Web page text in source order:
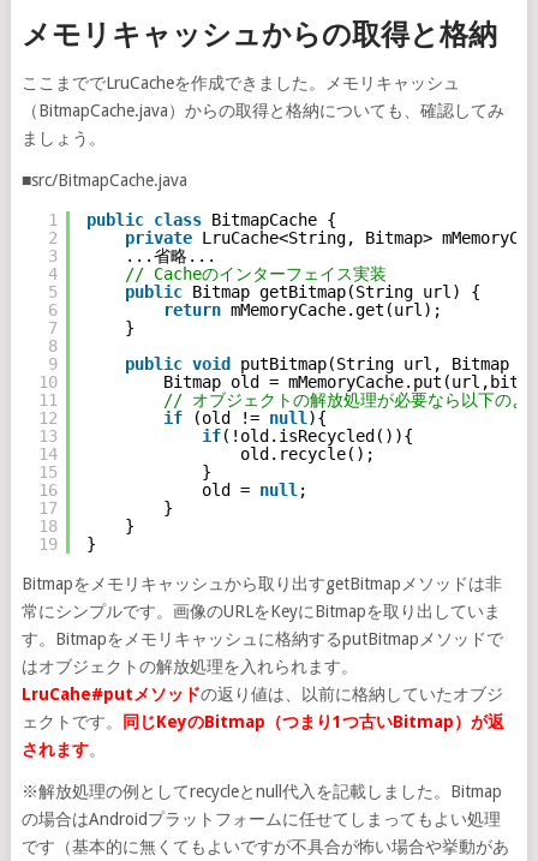
メモリキャッシュからの取得と格納
ここまででLruCacheを作成できました。メモリキャッシュ
（BitmapCache.java）からの取得と格納についても、確認してみ
ましょう。
■src/BitmapCache.java
1
2
3
4
5
6
7
8
9
10
11
12
13
14
15
16
17
18
19
public class BitmapCache {
private LruCache<String, Bitmap>
...省略...
// Cacheのインターフェイス実装
public Bitmap getBitmap(String url) {
return mMemoryCache.get(url);
}
public void
putBitmap(String url, Bitmap
Bitmap old =
// オブジェクトの解放処理が必要なら以下のよ
if
(old != null ){
if(!old.isRecycled()){
old.recycle();
}
old = null ;
}
}
}
Bitmapをメモリキャッシュから取り出すgetBitmapメソッドは非
常にシンプルです。画像のURLをKeyにBitmapを取り出していま
す。Bitmapをメモリキャッシュに格納するputBitmapメソッドで
はオブジェクトの解放処理を入れられます。
LruCahe#putメソッドの返り値は、以前に格納していたオブジ
ェクトです。
同じKeyのBitmap（つまり1つ古いBitmap）が返
されます。
※解放処理の例としてrecycleとnull代入を記載しました。Bitmap
の場合はAndroidプラットフォームに任せてしまってもよい処理
です（基本的に無くてもよいですが不具合が怖い場合や挙動があ